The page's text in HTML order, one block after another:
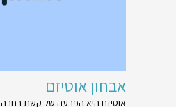
אבחון אוטיזם
אוטיזם היא הפרעה של קשת רחבה